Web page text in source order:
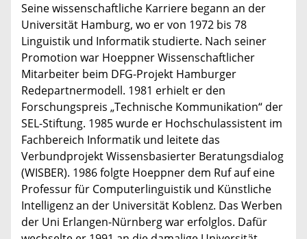
Seine wissenschaftliche Karriere begann an der
Universität Hamburg, wo er von 1972 bis 78
Linguistik und Informatik studierte. Nach seiner
Promotion war Hoeppner Wissenschaftlicher
Mitarbeiter beim DFG-Projekt Hamburger
Redepartnermodell. 1981 erhielt er den
Forschungspreis „Technische Kommunikation“ der
SEL-Stiftung. 1985 wurde er Hochschulassistent im
Fachbereich Informatik und leitete das
Verbundprojekt Wissensbasierter Beratungsdialog
(WISBER). 1986 folgte Hoeppner dem Ruf auf eine
Professur für Computerlinguistik und Künstliche
Intelligenz an der Universität Koblenz. Das Werben
der Uni Erlangen-Nürnberg war erfolglos. Dafür